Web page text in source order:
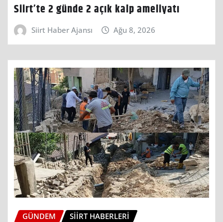
Siirt’te 2 günde 2 açık kalp ameliyatı
Siirt Haber Ajansı Ağu 8, 2026
GÜNDEM SIIRT HABERLERI